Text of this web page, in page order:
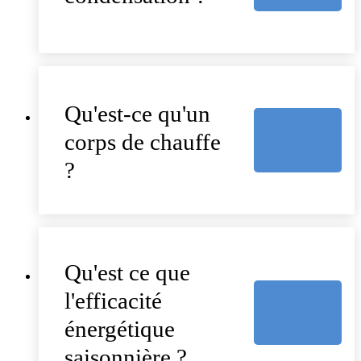
Qu'est-ce qu'un
corps de chauffe
?
Qu'est ce que
l'efficacité
énergétique